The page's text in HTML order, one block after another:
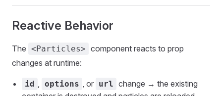
Reactive Behavior
The <Particles> component reacts to prop
changes at runtime:
id options , or url change → the existing